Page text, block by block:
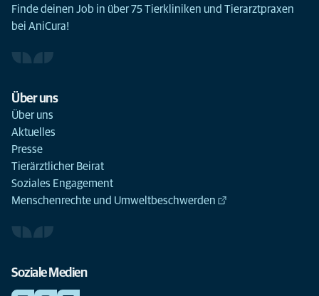
Finde deinen Job in über 75 Tierkliniken und Tierarztpraxen
bei AniCura!
Über uns
Über uns
Aktuelles
Presse
Tierärztlicher Beirat
Soziales Engagement
Menschenrechte und Umweltbeschwerden
Soziale Medien